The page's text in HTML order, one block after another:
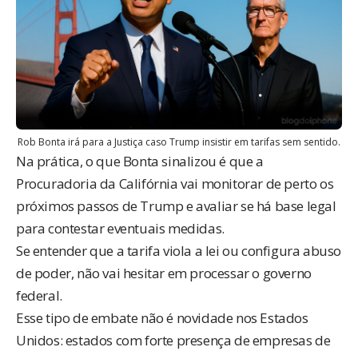
Rob Bonta irá para a Justiça caso Trump insistir em tarifas sem sentido.
Na prática, o que Bonta sinalizou é que a
Procuradoria da Califórnia vai monitorar de perto os
próximos passos de Trump e avaliar se há base legal
para contestar eventuais medidas.
Se entender que a tarifa viola a lei ou configura abuso
de poder, não vai hesitar em processar o governo
federal.
Esse tipo de embate não é novidade nos Estados
Unidos: estados com forte presença de empresas de